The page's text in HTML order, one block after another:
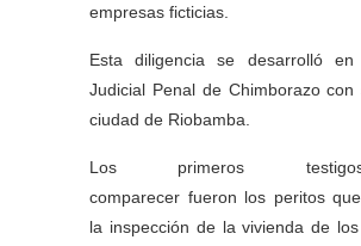
empresas ficticias.
Esta diligencia se desarrolló
Judicial Penal de Chimborazo
ciudad de Riobamba.
Los primeros
comparecer fueron los peritos
la inspección de la vivienda de